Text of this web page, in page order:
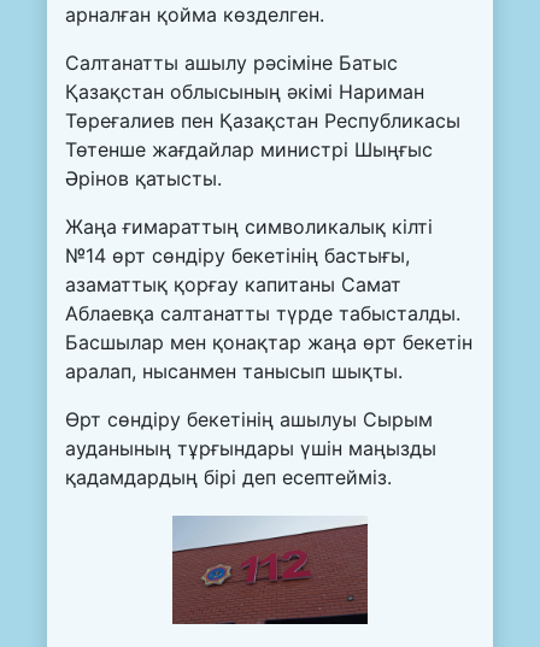
арналған қойма көзделген.
Салтанатты ашылу рәсіміне Батыс
Қазақстан облысының әкімі Нариман
Төреғалиев пен Қазақстан Республикасы
Төтенше жағдайлар министрі Шыңғыс
Әрінов қатысты.
Жаңа ғимараттың символикалық кілті
№14 өрт сөндіру бекетінің бастығы,
азаматтық қорғау капитаны Самат
Аблаевқа салтанатты түрде табысталды.
Басшылар мен қонақтар жаңа өрт бекетін
аралап, нысанмен танысып шықты.
Өрт сөндіру бекетінің ашылуы Сырым
ауданының тұрғындары үшін маңызды
қадамдардың бірі деп есептейміз.